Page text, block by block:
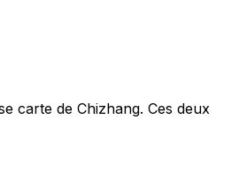
carte de Chizhang. Ces deux